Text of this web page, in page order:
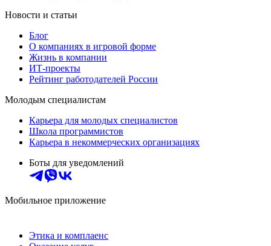
Новости и статьи
Блог
О компаниях в игровой форме
Жизнь в компании
ИТ-проекты
Рейтинг работодателей России
Молодым специалистам
Карьера для молодых специалистов
Школа программистов
Карьера в некоммерческих организациях
Боты для уведомлений
Мобильное приложение
Этика и комплаенс